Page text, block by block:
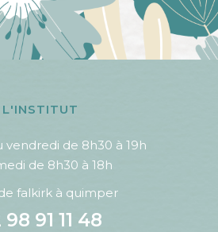
L'INSTITUT
vendredi de 8h30 à 19h
de 8h30 à 18h
falkirk à quimper
98 91 11 48